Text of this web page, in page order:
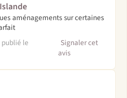
aménagements sur certaines
le
Signaler cet
avis